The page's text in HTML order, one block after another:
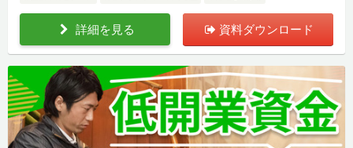
詳細を見る 資料ダウンロード